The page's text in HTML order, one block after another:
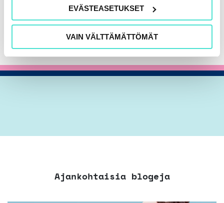
EVÄSTEASETUKSET
VAIN VÄLTTÄMÄTTÖMÄT
Ajankohtaisia blogeja